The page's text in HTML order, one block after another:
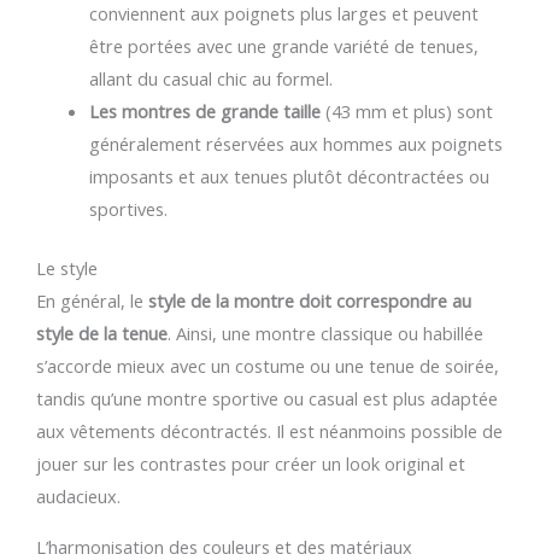
conviennent aux poignets plus larges et peuvent
être portées avec une grande variété de tenues,
allant du casual chic au formel.
Les montres de grande taille(43 mm et plus) sont
généralement réservées aux hommes aux poignets
imposants et aux tenues plutôt décontractées ou
sportives.
Le style
En général, le style de la montre doit correspondre au
style de la tenue. Ainsi, une montre classique ou habillée
s’accorde mieux avec un costume ou une tenue de soirée,
tandis qu’une montre sportive ou casual est plus adaptée
aux vêtements décontractés. Il est néanmoins possible de
jouer sur les contrastes pour créer un look original et
audacieux.
L’harmonisation des couleurs et des matériaux